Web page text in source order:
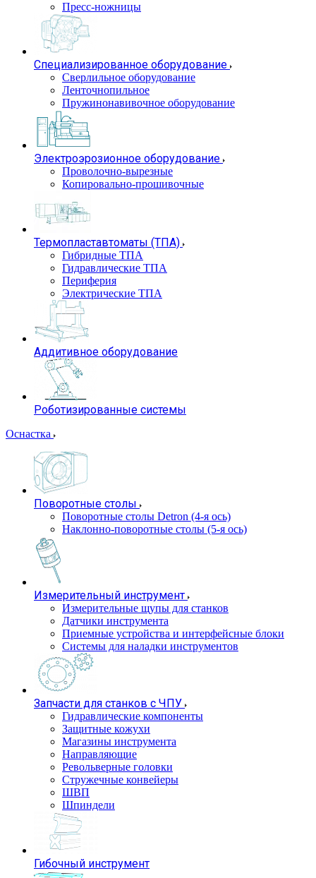
Пресс-ножницы
Специализированное оборудование
Сверлильное оборудование
Ленточнопильное
Пружинонавивочное оборудование
Электроэрозионное оборудование
Проволочно-вырезные
Копировально-прошивочные
Термопластавтоматы (ТПА)
Гибридные ТПА
Гидравлические ТПА
Периферия
Электрические ТПА
Аддитивное оборудование
Роботизированные системы
Оснастка
Поворотные столы
Поворотные столы Detron (4-я ось)
Наклонно-поворотные столы (5-я ось)
Измерительный инструмент
Измерительные щупы для станков
Датчики инструмента
Приемные устройства и интерфейсные блоки
Системы для наладки инструментов
Запчасти для станков с ЧПУ
Гидравлические компоненты
Защитные кожухи
Магазины инструмента
Направляющие
Револьверные головки
Стружечные конвейеры
ШВП
Шпиндели
Гибочный инструмент